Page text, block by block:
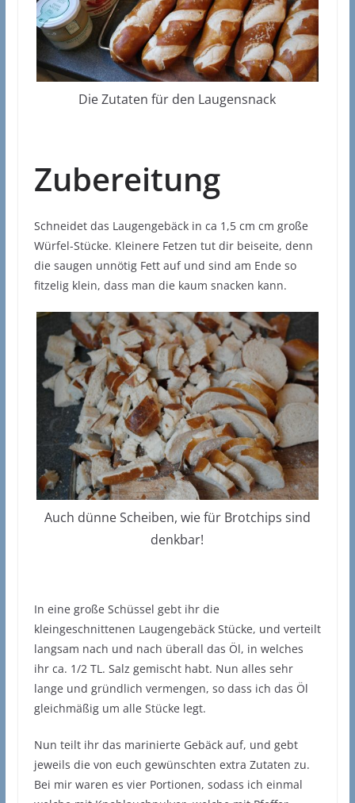
Die Zutaten für den Laugensnack
Zubereitung
Schneidet das Laugengebäck in ca 1,5 cm cm große
Würfel-Stücke. Kleinere Fetzen tut dir beiseite, denn
die saugen unnötig Fett auf und sind am Ende so
fitzelig klein, dass man die kaum snacken kann.
Auch dünne Scheiben, wie für Brotchips sind
denkbar!
In eine große Schüssel gebt ihr die
kleingeschnittenen Laugengebäck Stücke, und verteilt
langsam nach und nach überall das Öl, in welches
ihr ca. 1/2 TL. Salz gemischt habt. Nun alles sehr
lange und gründlich vermengen, so dass ich das Öl
gleichmäßig um alle Stücke legt.
Nun teilt ihr das marinierte Gebäck auf, und gebt
jeweils die von euch gewünschten extra Zutaten zu.
Bei mir waren es vier Portionen, sodass ich einmal